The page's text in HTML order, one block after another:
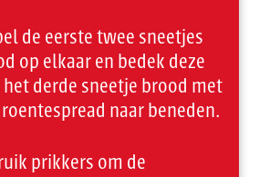
de eerste twee sneetjes
op elkaar en bedek deze
derde sneetje brood met
naar beneden.
prikkers om de